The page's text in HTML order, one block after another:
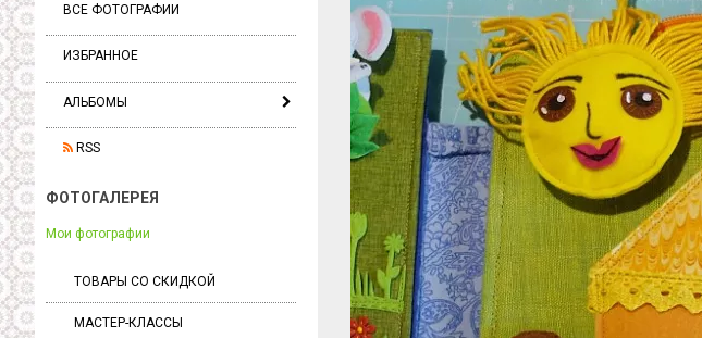
ВСЕ ФОТОГРАФИИ
ИЗБРАННОЕ
АЛЬБОМЫ
RSS
ФОТОГАЛЕРЕЯ
Мои фотографии
ТОВАРЫ СО СКИДКОЙ
МАСТЕР-КЛАССЫ